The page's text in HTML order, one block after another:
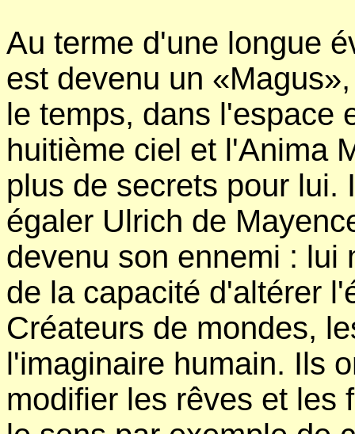
Au terme d'une longue
est devenu un
le temps, dans l'espace
huitième ciel et l'Anima
plus de secrets pour lui.
égaler Ulrich de
devenu son ennemi : lui
de la capacité d'altérer
Créateurs de mondes,
l'imaginaire humain. Ils
modifier les rêves et les